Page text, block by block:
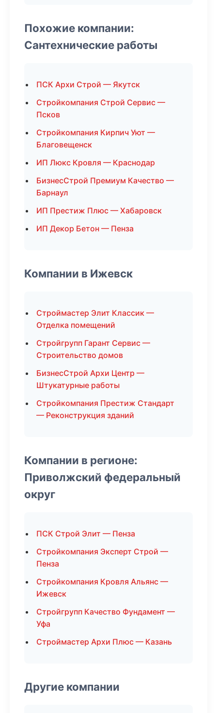
Похожие компании:
Сантехнические работы
ПСК Архи Строй — Якутск
Стройкомпания Строй Сервис —
Псков
Стройкомпания Кирпич Уют —
Благовещенск
ИП Люкс Кровля — Краснодар
БизнесСтрой Премиум Качество —
Барнаул
ИП Престиж Плюс — Хабаровск
ИП Декор Бетон — Пенза
Компании в Ижевск
Строймастер Элит Классик —
Отделка помещений
Стройгрупп Гарант Сервис —
Строительство домов
БизнесСтрой Архи Центр —
Штукатурные работы
Стройкомпания Престиж Стандарт
— Реконструкция зданий
Компании в регионе:
Приволжский федеральный
округ
ПСК Строй Элит — Пенза
Стройкомпания Эксперт Строй —
Пенза
Стройкомпания Кровля Альянс —
Ижевск
Стройгрупп Качество Фундамент —
Уфа
Строймастер Архи Плюс — Казань
Другие компании